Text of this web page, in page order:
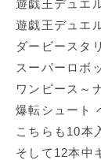
遊戯王デュエ
遊戯王デュエ
ダービースタ
スーパーロボ
ワンピース～
爆転シュート
こちらも10本
そして12本中